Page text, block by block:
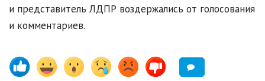
и представитель ЛДПР воздержались от голосования
и комментариев.